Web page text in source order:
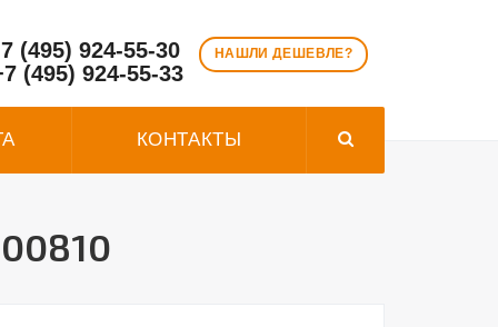
НАШЛИ ДЕШЕВЛЕ?
(495) 924-55-30
(495) 924-55-33
КОНТАКТЫ